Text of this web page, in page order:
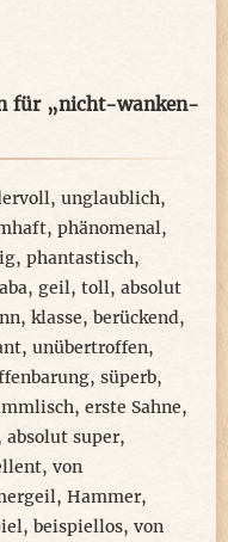
für „nicht-wanken-
, unglaublich,
, phänomenal,
, phantastisch,
, geil, toll, absolut
, klasse, berückend,
, unübertroffen,
, süperb,
, erste Sahne,
absolut super,
, von
, Hammer,
, beispiellos, von